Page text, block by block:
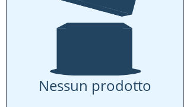
Nessun prodotto